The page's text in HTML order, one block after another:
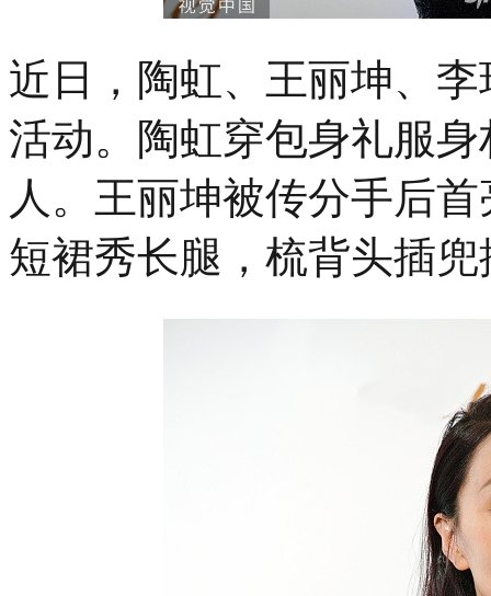
近日，陶虹、王丽坤、
活动。陶虹穿包身礼服
人。王丽坤被传分手后
短裙秀长腿，梳背头插